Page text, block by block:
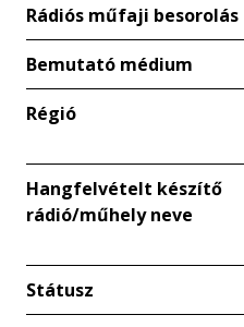
Rádiós műfaji besorolás
Bemutató médium
Régió
Hangfelvételt készítő
rádió/műhely neve
Státusz